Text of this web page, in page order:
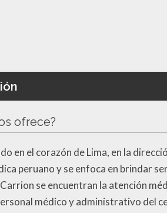
ofrece?
en el corazón de Lima, en la
peruano y se enfoca en brindar
se encuentran la atención
médico y administrativo del